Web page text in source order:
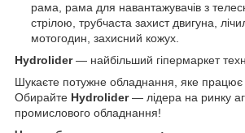
рама, рама для навантажувачів з
стрілою, трубчаста захист двигуна,
мотогодин, захисний кожух.
Hydrolider— найбільший гіпермаркет
Шукаєте потужне обладнання, яке працює
Обирайте Hydrolider— лідера на ринку
промислового обладнання!